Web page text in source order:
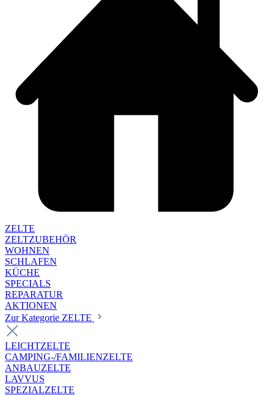
ZELTE
ZELTZUBEHÖR
WOHNEN
SCHLAFEN
KÜCHE
SPECIALS
REPARATUR
AKTIONEN
Zur Kategorie ZELTE
LEICHTZELTE
CAMPING-/FAMILIENZELTE
ANBAUZELTE
LAVVUS
SPEZIALZELTE